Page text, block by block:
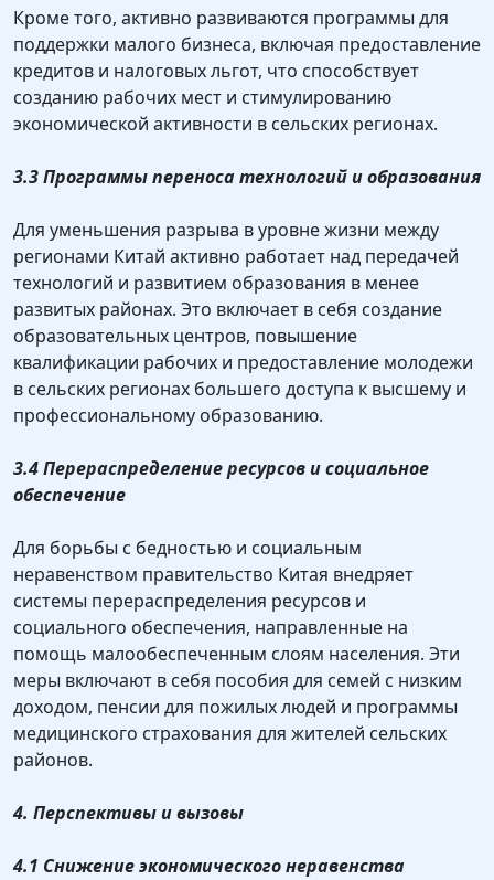
Кроме того, активно развиваются программы для
поддержки малого бизнеса, включая предоставление
кредитов и налоговых льгот, что способствует
созданию рабочих мест и стимулированию
экономической активности в сельских регионах.
3.3 Программы переноса технологий и образования
Для уменьшения разрыва в уровне жизни между
регионами Китай активно работает над передачей
технологий и развитием образования в менее
развитых районах. Это включает в себя создание
образовательных центров, повышение
квалификации рабочих и предоставление молодежи
в сельских регионах большего доступа к высшему и
профессиональному образованию.
3.4 Перераспределение ресурсов и социальное
обеспечение
Для борьбы с бедностью и социальным
неравенством правительство Китая внедряет
системы перераспределения ресурсов и
социального обеспечения, направленные на
помощь малообеспеченным слоям населения. Эти
меры включают в себя пособия для семей с низким
доходом, пенсии для пожилых людей и программы
медицинского страхования для жителей сельских
районов.
4. Перспективы и вызовы
4.1 Снижение экономического неравенства